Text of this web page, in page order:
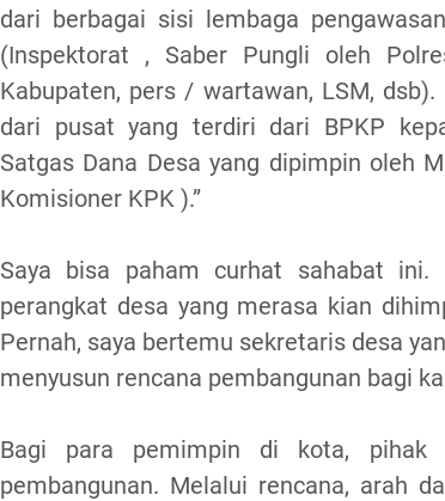
dari berbagai sisi lembaga
(Inspektorat , Saber Pungli oleh
Kabupaten, pers / wartawan, LSM,
dari pusat yang terdiri dari BPKP
Satgas Dana Desa yang dipimpin oleh
Komisioner KPK ).”
Saya bisa paham curhat sahabat ini.
perangkat desa yang merasa kian
Pernah, saya bertemu sekretaris desa
menyusun rencana pembangunan bagi
Bagi para pemimpin di kota, pihak
pembangunan. Melalui rencana, arah